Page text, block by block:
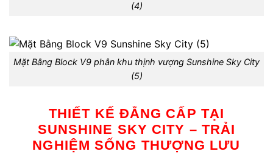
(4)
Mặt Bằng Block V9 phân khu thịnh vượng Sunshine Sky City
(5)
THIẾT KẾ ĐẲNG CẤP TẠI
SUNSHINE SKY CITY – TRẢI
NGHIỆM SỐNG THƯỢNG LƯU